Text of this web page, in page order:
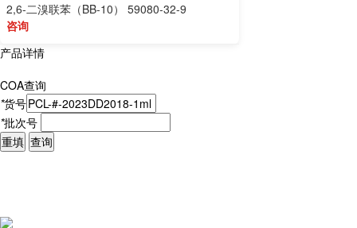
2,6-二溴联苯（BB-10） 59080-32-9
咨询
产品详情
COA查询
*货号
*批次号
重填 查询